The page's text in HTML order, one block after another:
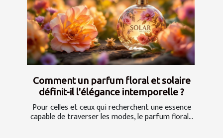
Comment un parfum floral et solaire
définit-il l'élégance intemporelle ?
Pour celles et ceux qui recherchent une essence
capable de traverser les modes, le parfum floral...